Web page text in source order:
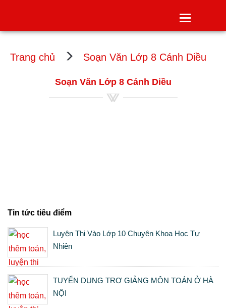
Toggle
Trang chủ Soạn Văn Lớp 8 Cánh Diều
Soạn Văn Lớp 8 Cánh Diều
Tin tức tiêu điểm
Luyện Thi Vào Lớp 10 Chuyên Khoa Học Tự
Nhiên
TUYỂN DỤNG TRỢ GIẢNG MÔN TOÁN Ở HÀ
NỘI